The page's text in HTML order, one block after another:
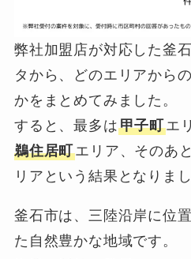
弊社加盟店が対応した釜
タから、どのエリアから
かをまとめてみました。
すると、最多は甲子町エ
鵜住居町エリア、そのあ
リアという結果となりまし
釜石市は、三陸沿岸に位
た自然豊かな地域です。